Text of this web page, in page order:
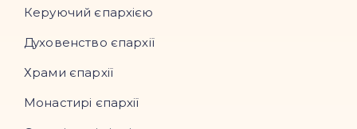
Керуючий єпархією
Духовенство єпархії
Храми єпархії
Монастирі єпархії